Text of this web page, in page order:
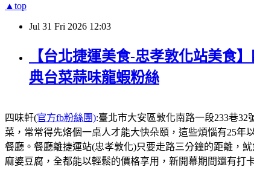
▲top
Jul 31 Fri 2026 12:03
【台北捷運美食-忠孝敦化站美食
典台菜蒜味龍蝦粉絲
四味軒(官方fb粉絲團):臺北市大安區敦化南路一段233巷32
菜，常常得先烙個一桌人才能大快朵頤，這些煩惱有25
餐廳。餐廳離捷運站(忠孝敦化)只要走路三分鐘的距離，
麻婆豆腐，全都能以輕鬆的價格享用，新開幕期間還有打